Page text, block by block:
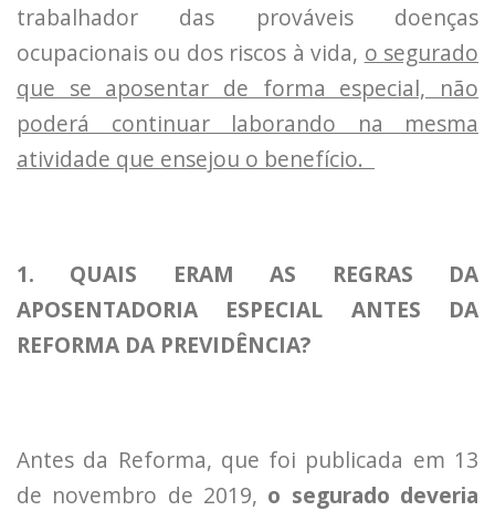
trabalhador das prováveis doenças
ocupacionais ou dos riscos à vida, o segurado
que se aposentar de forma especial, não
poderá continuar laborando na mesma
atividade que ensejou o benefício.
1. QUAIS ERAM AS REGRAS DA
APOSENTADORIA ESPECIAL ANTES DA
REFORMA DA PREVIDÊNCIA?
Antes da Reforma, que foi publicada em 13
de novembro de 2019, o segurado deveria